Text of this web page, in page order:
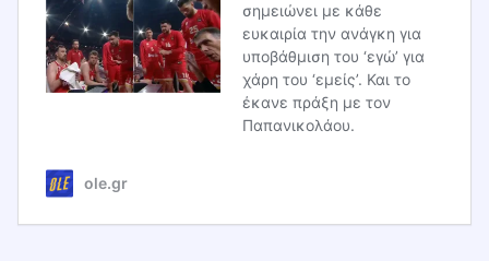
σημειώνει με κάθε
ευκαιρία την ανάγκη για
υποβάθμιση του ‘εγώ’ για
χάρη του ‘εμείς’. Και το
έκανε πράξη με τον
Παπανικολάου.
ole.gr